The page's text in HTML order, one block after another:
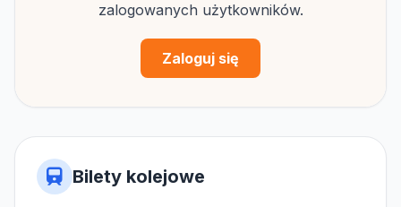
zalogowanych użytkowników.
Zaloguj się
Bilety kolejowe